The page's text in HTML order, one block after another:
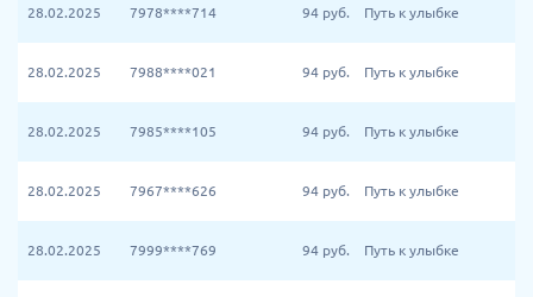
28.02.2025 7978****714 94 руб. Путь к улыбке
28.02.2025 7988****021 94 руб. Путь к улыбке
28.02.2025 7985****105 94 руб. Путь к улыбке
28.02.2025 7967****626 94 руб. Путь к улыбке
28.02.2025 7999****769 94 руб. Путь к улыбке